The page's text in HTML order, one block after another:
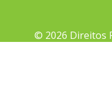
© 2026 Direitos